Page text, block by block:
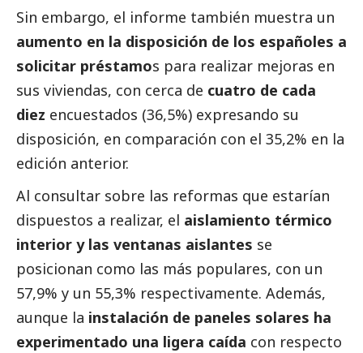
Sin embargo, el informe también muestra un
aumento en la disposición de los españoles a
solicitar préstamos para realizar mejoras en
sus viviendas, con cerca de cuatro de cada
diez encuestados (36,5%) expresando su
disposición, en comparación con el 35,2% en la
edición anterior.
Al consultar sobre las reformas que estarían
dispuestos a realizar, el aislamiento térmico
interior y las ventanas aislantes se
posicionan como las más populares, con un
57,9% y un 55,3% respectivamente. Además,
aunque la instalación de paneles solares ha
experimentado una ligera caída con respecto